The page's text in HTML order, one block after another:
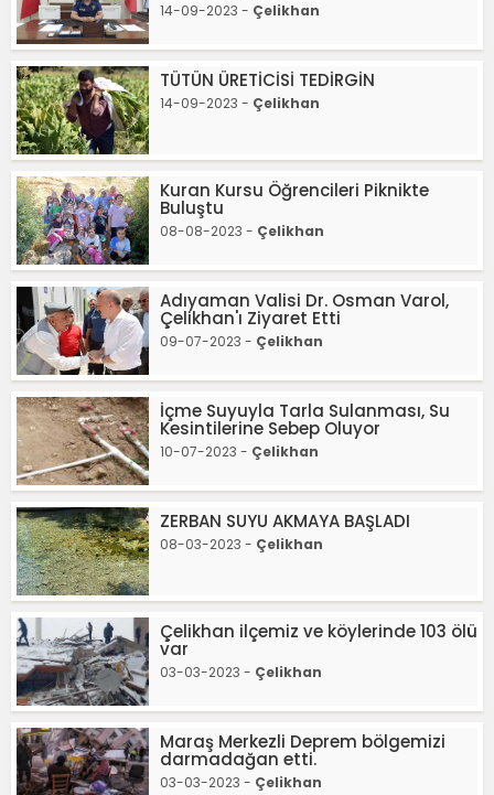
14-09-2023 - Çelikhan
TÜTÜN ÜRETİCİSİ TEDİRGİN
14-09-2023 - Çelikhan
Kuran Kursu Öğrencileri Piknikte
Buluştu
08-08-2023 - Çelikhan
Adıyaman Valisi Dr. Osman Varol,
Çelikhan'ı Ziyaret Etti
09-07-2023 - Çelikhan
İçme Suyuyla Tarla Sulanması, Su
Kesintilerine Sebep Oluyor
10-07-2023 - Çelikhan
ZERBAN SUYU AKMAYA BAŞLADI
08-03-2023 - Çelikhan
Çelikhan ilçemiz ve köylerinde 103 ölü
var
03-03-2023 - Çelikhan
Maraş Merkezli Deprem bölgemizi
darmadağan etti.
03-03-2023 - Çelikhan